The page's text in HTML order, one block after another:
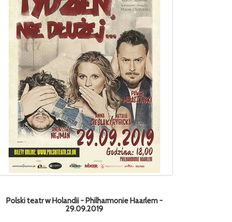
Polski teatr w Holandii - Philharmonie Haarlem -
29.09.2019